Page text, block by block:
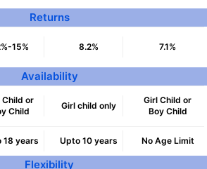
Returns
15% 8.2% 7.1%
Availability
Child or
Child
Girl child only
Girl Child or
Boy Child
18 years Upto 10 years No Age Limit
Flexibility